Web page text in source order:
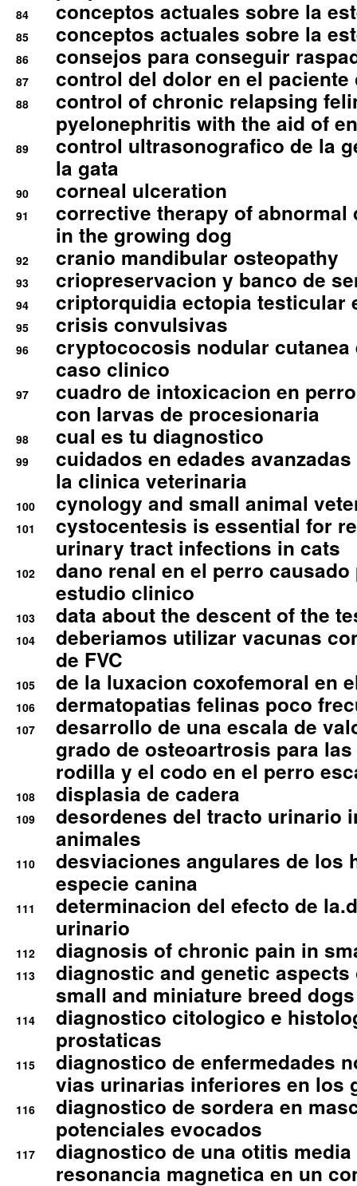
84 conceptos actuales sobre la
85 conceptos actuales sobre la
86 consejos para conseguir
87 control del dolor en el
88
control of chronic relapsing
pyelonephritis with the aid of
89
control ultrasonografico de la
la gata
90 corneal ulceration
91
corrective therapy of abnormal
in the growing dog
92 cranio mandibular osteopathy
93 criopreservacion y banco de
94 criptorquidia ectopia testicular
95 crisis convulsivas
96
cryptococosis nodular cutanea
caso clinico
97
cuadro de intoxicacion en
con larvas de procesionaria
98 cual es tu diagnostico
99
cuidados en edades
la clinica veterinaria
100 cynology and small animal
101
cystocentesis is essential for
urinary tract infections in cats
102
dano renal en el perro
estudio clinico
103 data about the descent of the
104
deberiamos utilizar vacunas
de FVC
105 de la luxacion coxofemoral en
106 dermatopatias felinas poco
107
desarrollo de una escala de
grado de osteoartrosis para
rodilla y el codo en el perro
108 displasia de cadera
109
desordenes del tracto urinario
animales
110
desviaciones angulares de los
especie canina
111
determinacion del efecto de
urinario
112 diagnosis of chronic pain in
113
diagnostic and genetic
small and miniature breed
114
diagnostico citologico e
prostaticas
115
diagnostico de enfermedades
vias urinarias inferiores en los
116
diagnostico de sordera en
potenciales evocados
117
diagnostico de una otitis
resonancia magnetica en un